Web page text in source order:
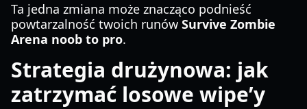
Ta jedna zmiana może znacząco podnieść
powtarzalność twoich runów Survive Zombie
Arena noob to pro.
Strategia drużynowa: jak
zatrzymać losowe wipe’y